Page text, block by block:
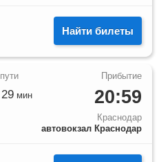
Найти билеты
20:59
Краснодар
автовокзал Краснодар
29мин